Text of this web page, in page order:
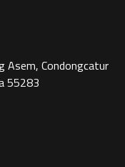
Asem, Condongcatur
55283